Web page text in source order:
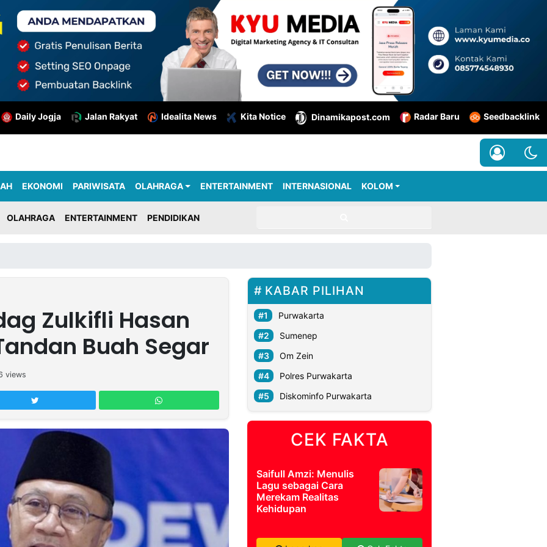
Daily Jogja Jalan Rakyat Idealita News Kita Notice Dinamikapost.com Radar Baru Seedbacklink
EKONOMI PARIWISATA OLAHRAGA ENTERTAINMENT INTERNASIONAL KOLOM
OLAHRAGA ENTERTAINMENT PENDIDIKAN
Zulkifli Hasan
Buah Segar
views
KABAR PILIHAN
Purwakarta
Sumenep
Om Zein
Polres Purwakarta
Diskominfo Purwakarta
CEK FAKTA
Saifull Amzi: Menulis
Lagu sebagai Cara
Merekam Realitas
Kehidupan